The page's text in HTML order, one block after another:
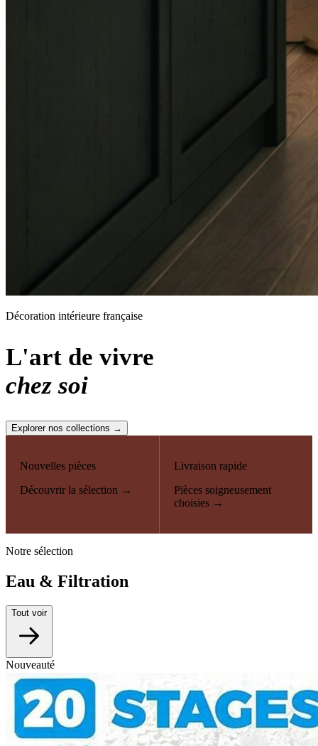
Décoration intérieure française
L'art de vivre
chez soi
Explorer nos collections →
Nouvelles pièces
Découvrir la sélection →
Livraison rapide
Pièces soigneusement
choisies →
Notre sélection
Eau & Filtration
Tout voir
Nouveauté